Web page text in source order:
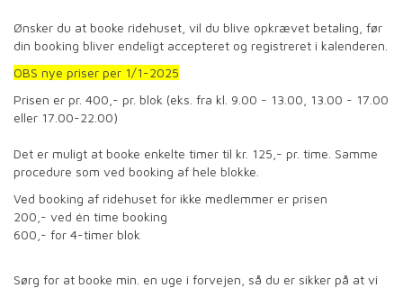
Ønsker du at booke ridehuset, vil du blive opkrævet betaling, før
din booking bliver endeligt accepteret og registreret i kalenderen.
OBS nye priser per 1/1-2025
Prisen er pr. 400,- pr. blok (eks. fra kl. 9.00 - 13.00, 13.00 - 17.00
eller 17.00-22.00)
Det er muligt at booke enkelte timer til kr. 125,- pr. time. Samme
procedure som ved booking af hele blokke.
Ved booking af ridehuset for ikke medlemmer er prisen
200,- ved én time booking
600,- for 4-timer blok
Sørg for at booke min. en uge i forvejen, så du er sikker på at vi